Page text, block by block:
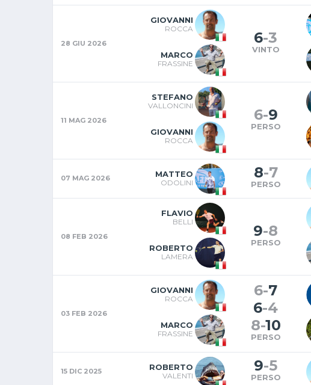
28 GIU 2026
GIOVANNI
ROCCA
MARCO
FRASSINE
6-3
VINTO
11 MAG 2026
STEFANO
VALLONCINI
GIOVANNI
ROCCA
6-9
PERSO
07 MAG 2026 MATTEO
ODOLINI
8-7
PERSO
08 FEB 2026
FLAVIO
BELLI
ROBERTO
LAMERA
9-8
PERSO
03 FEB 2026
GIOVANNI
ROCCA
MARCO
FRASSINE
6-7
6-4
8-10
PERSO
15 DIC 2025 ROBERTO
VALENTI
9-5
PERSO